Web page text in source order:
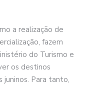
a realização de
fazem
do Turismo e
os destinos
Para tanto,